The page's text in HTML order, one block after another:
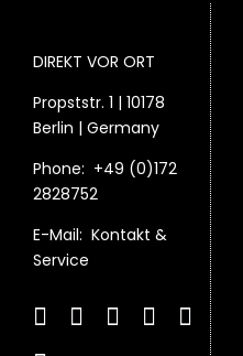
DIREKT VOR ORT
Propststr. 1 | 10178
Berlin | Germany
Phone: +49 (0)172
2828752
E-Mail: Kontakt &
Service